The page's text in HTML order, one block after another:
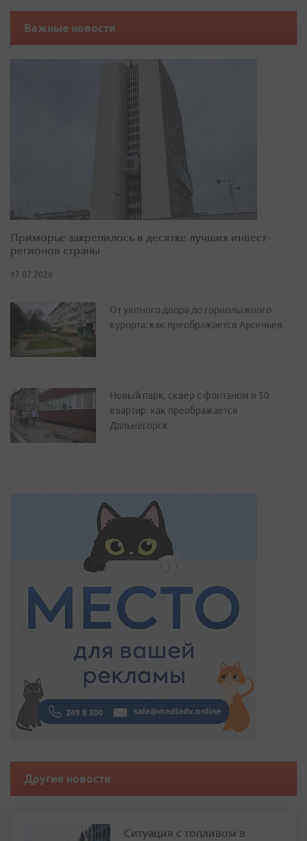
Важные новости
Приморье закрепилось в десятке лучших инвест-
регионов страны
17.07.2026
От уютного двора до горнолыжного
курорта: как преображается Арсеньев
Новый парк, сквер с фонтаном и 50
квартир: как преображается
Дальнегорск
Другие новости
Ситуация с топливом в